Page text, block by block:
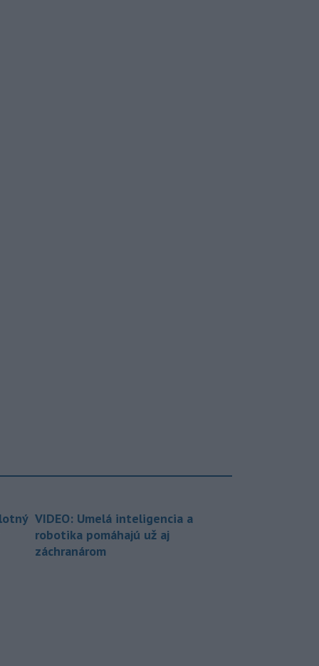
VIDEO: Umelá inteligencia a
robotika pomáhajú už aj
záchranárom